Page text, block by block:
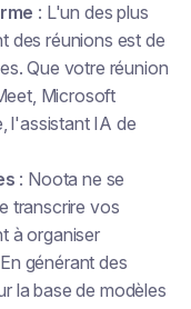
: L'un des plus
des réunions est de
Que votre réunion
Microsoft
l'assistant IA de
: Noota ne se
transcrire vos
à organiser
générant des
la base de modèles